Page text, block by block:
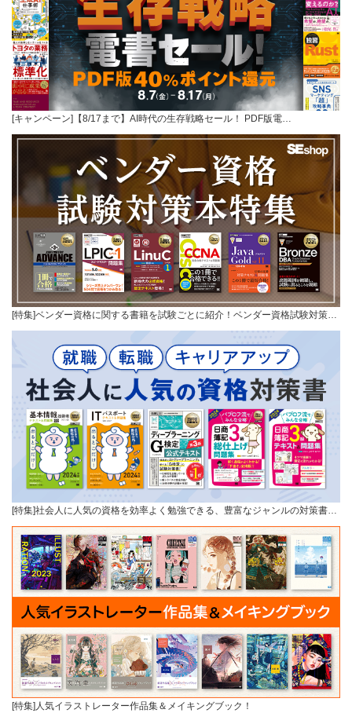
[キャンペーン]【8/17まで】AI時代の生存戦略セール！ PDF版電…
[特集]ベンダー資格に関する書籍を試験ごとに紹介！ベンダー資格試験対策…
[特集]社会人に人気の資格を効率よく勉強できる、豊富なジャンルの対策書…
[特集]人気イラストレーター作品集＆メイキングブック！